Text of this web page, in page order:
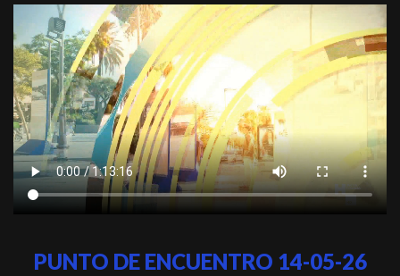
PUNTO DE ENCUENTRO 14-05-26